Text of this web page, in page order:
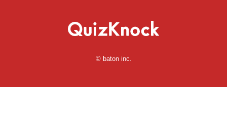
© baton inc.